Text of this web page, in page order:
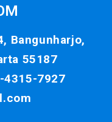
Bangunharjo,
55187
4315-7927